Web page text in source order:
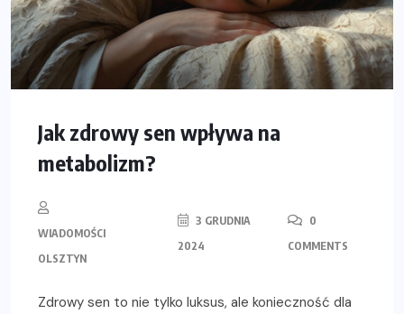
Jak zdrowy sen wpływa na
metabolizm?
WIADOMOŚCI
OLSZTYN
3 GRUDNIA
2024
0
COMMENTS
Zdrowy sen to nie tylko luksus, ale konieczność dla